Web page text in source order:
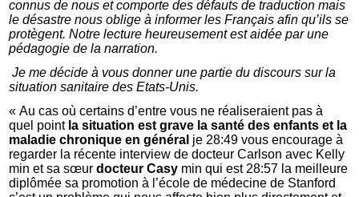
connus de nous et comporte des défauts de traduction mais
le désastre nous oblige à informer les Français afin qu’ils se
protègent. Notre lecture heureusement est aidée par une
pédagogie de la narration.
Je me décide à vous donner une partie du discours sur la
situation sanitaire des Etats-Unis.
« Au cas où certains d’entre vous ne réaliseraient pas à
quel point la situation est grave la santé des enfants et la
maladie chronique en général je 28:49 vous encourage à
regarder la récente interview de docteur Carlson avec Kelly
min et sa sœurdocteur Casy min qui est 28:57 la meilleure
diplômée sa promotion à l’école de médecine de Stanford